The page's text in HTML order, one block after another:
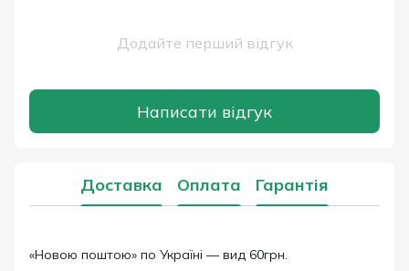
Додайте перший відгук
Написати відгук
Доставка Оплата Гарантія
«Новою поштою» по Україні — вид 60грн.